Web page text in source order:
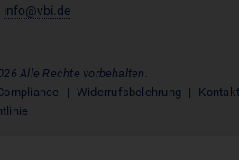
info@vbi.de
Alle Rechte vorbehalten.
Widerrufsbelehrung